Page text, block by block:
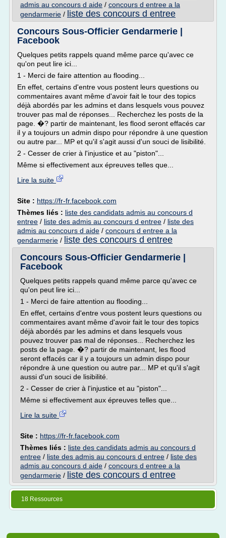
admis au concours d aide / concours d entree a la
gendarmerie / liste des concours d entree
Concours Sous-Officier Gendarmerie |
Facebook
Quelques petits rappels quand même parce qu'avec ce
qu'on peut lire ici...
1 - Merci de faire attention au flooding...
En effet, certains d'entre vous postent leurs questions ou
commentaires avant même d'avoir fait le tour des topics
déjà abordés par les admins et dans lesquels vous pouvez
trouver pas mal de réponses... Recherchez les posts de la
page. �? partir de maintenant, les flood seront effacés car
il y a toujours un admin dispo pour répondre à une question
ou autre par... MP et qu'il s'agit aussi d'un souci de lisibilité.
2 - Cesser de crier à l'injustice et au "piston"...
Même si effectivement aux épreuves telles que...
Lire la suite
Site : https://fr-fr.facebook.com
Thèmes liés : liste des candidats admis au concours d
entree / liste des admis au concours d entree / liste des
admis au concours d aide / concours d entree a la
gendarmerie / liste des concours d entree
Concours Sous-Officier Gendarmerie |
Facebook
Quelques petits rappels quand même parce qu'avec ce
qu'on peut lire ici...
1 - Merci de faire attention au flooding...
En effet, certains d'entre vous postent leurs questions ou
commentaires avant même d'avoir fait le tour des topics
déjà abordés par les admins et dans lesquels vous
pouvez trouver pas mal de réponses... Recherchez les
posts de la page. �? partir de maintenant, les flood
seront effacés car il y a toujours un admin dispo pour
répondre à une question ou autre par... MP et qu'il s'agit
aussi d'un souci de lisibilité.
2 - Cesser de crier à l'injustice et au "piston"...
Même si effectivement aux épreuves telles que...
Lire la suite
Site : https://fr-fr.facebook.com
Thèmes liés : liste des candidats admis au concours d
entree / liste des admis au concours d entree / liste des
admis au concours d aide / concours d entree a la
gendarmerie / liste des concours d entree
18 Ressources